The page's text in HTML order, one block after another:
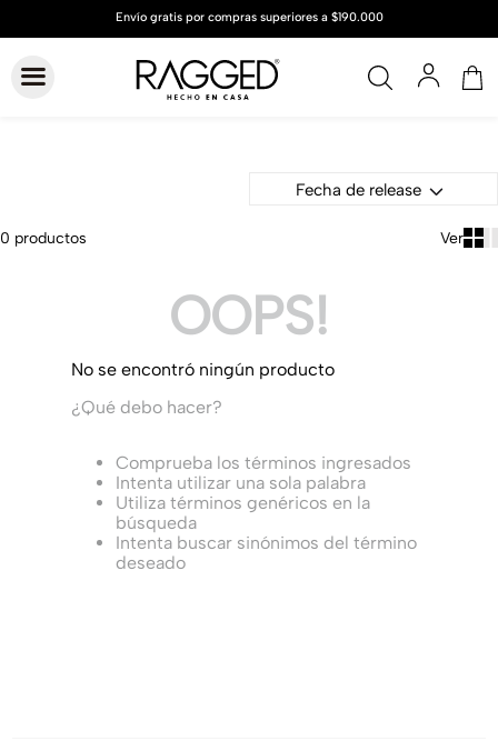
Fecha de release
0 productos
OOPS!
No se encontró ningún producto
¿Qué debo hacer?
Comprueba los términos ingresados
Intenta utilizar una sola palabra
Utiliza términos genéricos en la
búsqueda
Intenta buscar sinónimos del término
deseado